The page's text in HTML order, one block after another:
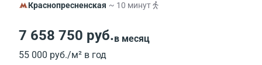
Краснопресненская ~ 10 минут
7 658 750 руб.в месяц
55 000 руб./м² в год